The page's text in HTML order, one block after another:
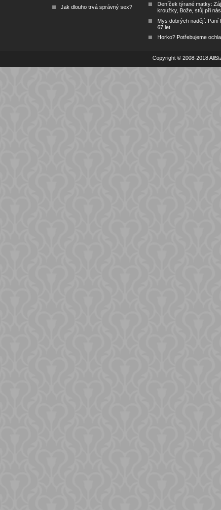
Jak dlouho trvá správný sex?
Deníček týrané matky:
kroužky, Bože, stůj při nás
Mys dobrých nadějí: Paní
67 let
Horko? Potřebujeme
Copyright © 2008-2018